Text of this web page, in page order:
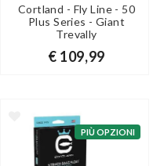
Cortland - Fly Line - 50
Plus Series - Giant
Trevally
€ 109,99
PIÙ OPZIONI